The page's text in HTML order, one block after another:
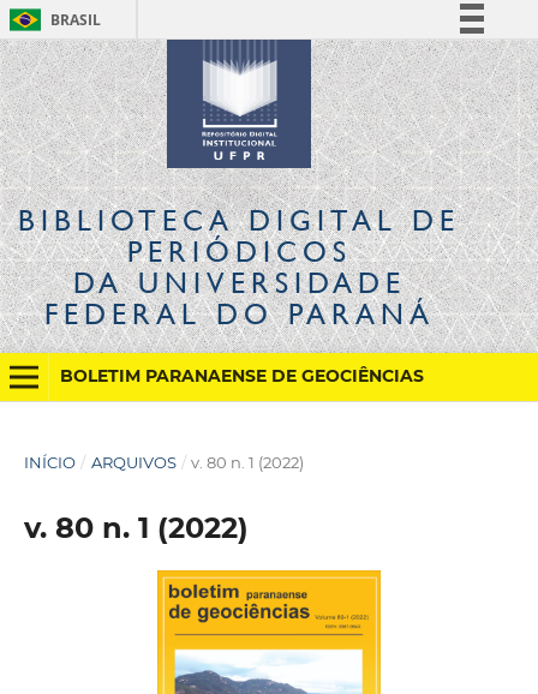
BRASIL
Simplifique!
Comunica BR
Participe
Acesso à informação
Legislação
Canais
BIBLIOTECA DIGITALDE
PERIÓDICOS
DA UNIVERSIDADE
FEDERAL DO PARANÁ
BOLETIM PARANAENSE DE GEOCIÊNCIAS
INÍCIO / ARQUIVOS / v. 80 n. 1 (2022)
v. 80 n. 1 (2022)